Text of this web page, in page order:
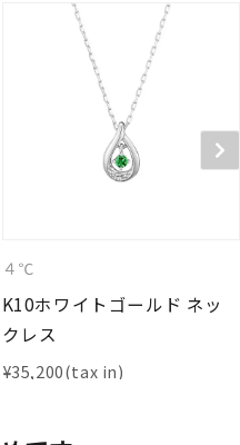
４℃
K10ホワイトゴールド ネッ
クレス
¥35,200